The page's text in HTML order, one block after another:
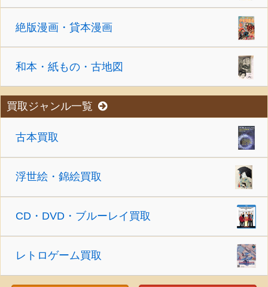
絶版漫画・貸本漫画
和本・紙もの・古地図
買取ジャンル一覧
古本買取
浮世絵・錦絵買取
CD・DVD・ブルーレイ買取
レトロゲーム買取